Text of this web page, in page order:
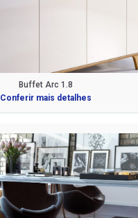
Buffet Arc 1.8
Conferir mais detalhes